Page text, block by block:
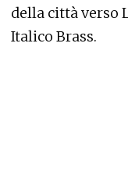
della città verso
Italico Brass.